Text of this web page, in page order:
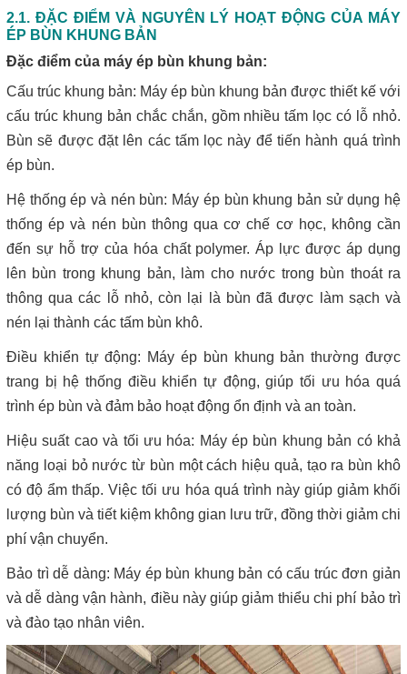
2.1. ĐẶC ĐIỂM VÀ NGUYÊN LÝ HOẠT ĐỘNG CỦA MÁY
ÉP BÙN KHUNG BẢN
Đặc điểm của máy ép bùn khung bản:
Cấu trúc khung bản: Máy ép bùn khung bản được thiết kế với
cấu trúc khung bản chắc chắn, gồm nhiều tấm lọc có lỗ nhỏ.
Bùn sẽ được đặt lên các tấm lọc này để tiến hành quá trình
ép bùn.
Hệ thống ép và nén bùn: Máy ép bùn khung bản sử dụng hệ
thống ép và nén bùn thông qua cơ chế cơ học, không cần
đến sự hỗ trợ của hóa chất polymer. Áp lực được áp dụng
lên bùn trong khung bản, làm cho nước trong bùn thoát ra
thông qua các lỗ nhỏ, còn lại là bùn đã được làm sạch và
nén lại thành các tấm bùn khô.
Điều khiển tự động: Máy ép bùn khung bản thường được
trang bị hệ thống điều khiển tự động, giúp tối ưu hóa quá
trình ép bùn và đảm bảo hoạt động ổn định và an toàn.
Hiệu suất cao và tối ưu hóa: Máy ép bùn khung bản có khả
năng loại bỏ nước từ bùn một cách hiệu quả, tạo ra bùn khô
có độ ẩm thấp. Việc tối ưu hóa quá trình này giúp giảm khối
lượng bùn và tiết kiệm không gian lưu trữ, đồng thời giảm chi
phí vận chuyển.
Bảo trì dễ dàng: Máy ép bùn khung bản có cấu trúc đơn giản
và dễ dàng vận hành, điều này giúp giảm thiểu chi phí bảo trì
và đào tạo nhân viên.